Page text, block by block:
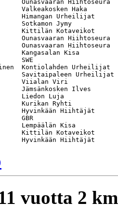
Ounasvaaran Hiihtoseura
Valkeakosken Haka
Himangan Urheilijat
Sotkamon Jymy
Kittilän Kotaveikot
Ounasvaaran
Ounasvaaran
Kangasalan Kisa
SWE
Kontiolahden
Savitaipaleen
Viialan Viri
Jämsänkosken Ilves
Liedon Luja
Kurikan Ryhti
Hyvinkään Hiihtäjät
GBR
Lempäälän Kisa
Kittilän Kotaveikot
vuotta 2